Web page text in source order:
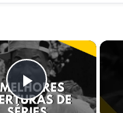
×
Play Video